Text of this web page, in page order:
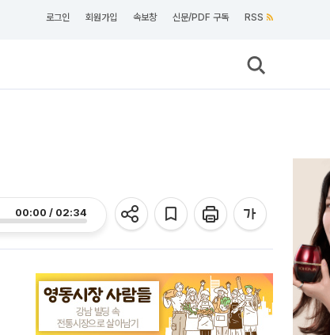
로그인 회원가입 속보창 신문/PDF 구독 RSS
00:00 / 02:34